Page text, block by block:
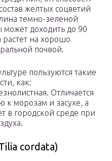
желтых соцветий
темно-зеленой
может доходить до 90
на хорошо
почвой.
пользуются такие
как:
Отличается
к морозам и засухе, а
в городской среде при
cordata)